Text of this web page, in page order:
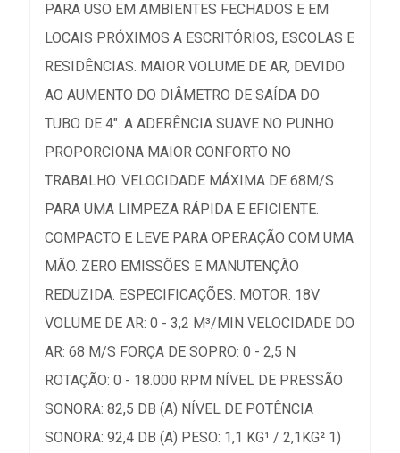
PARA USO EM AMBIENTES FECHADOS E EM
LOCAIS PRÓXIMOS A ESCRITÓRIOS, ESCOLAS E
RESIDÊNCIAS. MAIOR VOLUME DE AR, DEVIDO
AO AUMENTO DO DIÂMETRO DE SAÍDA DO
TUBO DE 4". A ADERÊNCIA SUAVE NO PUNHO
PROPORCIONA MAIOR CONFORTO NO
TRABALHO. VELOCIDADE MÁXIMA DE 68M/S
PARA UMA LIMPEZA RÁPIDA E EFICIENTE.
COMPACTO E LEVE PARA OPERAÇÃO COM UMA
MÃO. ZERO EMISSÕES E MANUTENÇÃO
REDUZIDA. ESPECIFICAÇÕES: MOTOR: 18V
VOLUME DE AR: 0 - 3,2 M³/MIN VELOCIDADE DO
AR: 68 M/S FORÇA DE SOPRO: 0 - 2,5 N
ROTAÇÃO: 0 - 18.000 RPM NÍVEL DE PRESSÃO
SONORA: 82,5 DB (A) NÍVEL DE POTÊNCIA
SONORA: 92,4 DB (A) PESO: 1,1 KG¹ / 2,1KG² 1)